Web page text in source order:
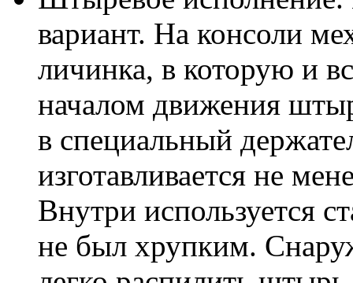
вариант. На консоли
личинка, в которую и
началом движения
в специальный
изготавливается не
Внутри используется
не был хрупким.